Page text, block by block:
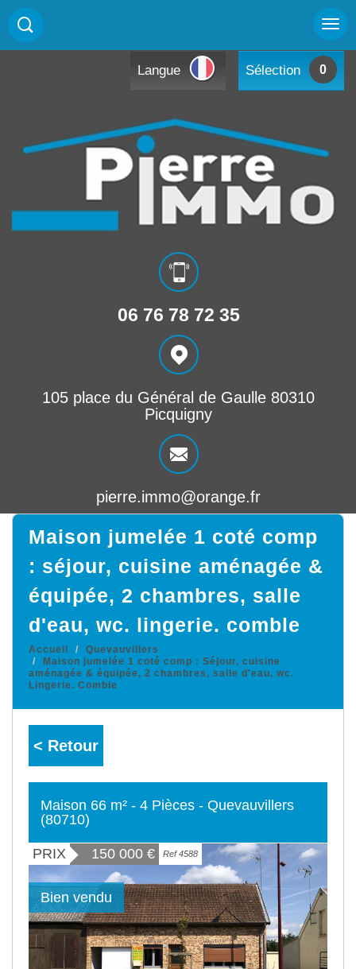
Langue Sélection 0
06 76 78 72 35
105 place du Général de Gaulle 80310
Picquigny
pierre.immo@orange.fr
maison jumelée 1 coté comp
: séjour, cuisine aménagée &
équipée, 2 chambres, salle
d'eau, wc. lingerie. comble
Accueil
Quevauvillers
Maison jumelée 1 coté comp : Séjour, cuisine
aménagée & équipée, 2 chambres, salle d'eau, wc.
Lingerie. Comble
< Retour
Maison 66 m² - 4 Pièces - Quevauvillers
(80710)
PRIX 150 000 € Ref 4588
Bien vendu